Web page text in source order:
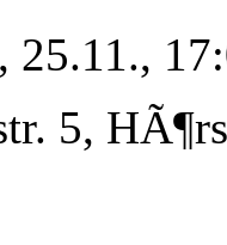
25.11.,
5,